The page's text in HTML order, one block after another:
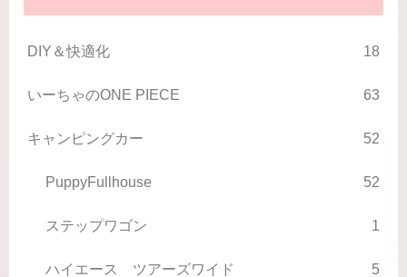
DIY＆快適化 18
いーちゃのONE PIECE 63
キャンピングカー 52
PuppyFullhouse 52
ステップワゴン 1
ハイエース ツアーズワイド 5